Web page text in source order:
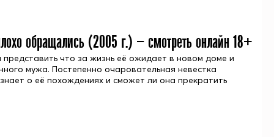
обращались (2005 г.) — смотреть онлайн 18+
что за жизнь её ожидает в новом доме и
мужа. Постепенно очаровательная невестка
о её похождениях и сможет ли она прекратить